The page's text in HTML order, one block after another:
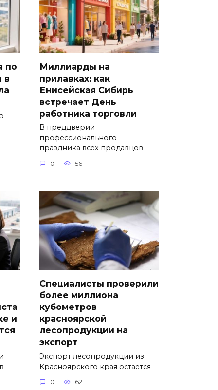
по
в
Миллиарды на
прилавках: как
Енисейская Сибирь
встречает День
работника торговли
В преддверии
профессионального
праздника всех продавцов
0 56
и
Специалисты проверили
более миллиона
кубометров
красноярской
лесопродукции на
экспорт
Экспорт лесопродукции из
Красноярского края остаётся
0 62